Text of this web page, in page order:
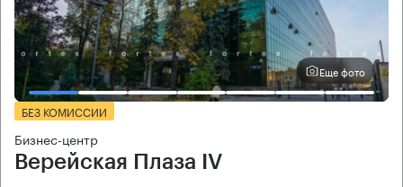
Еще фото
БЕЗ КОМИССИИ
Бизнес-центр
Верейская Плаза IV